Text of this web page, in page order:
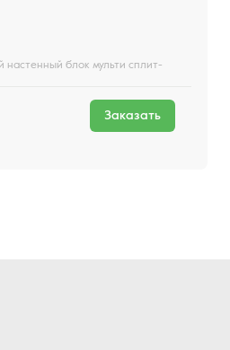
настенный блок мульти сплит-
Заказать